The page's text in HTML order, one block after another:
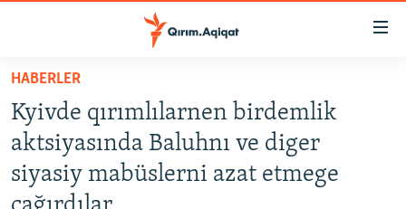
Esas
qaytmaq
Baş
navigatsiyağa
qaytmaq
HABERLER
SİYASET
İQTİSADİYAT
CEMİYET
HABERLER
Kyivde qırımlılarnen birdemlik
aktsiyasında Baluhnı ve diger
siyasiy mabüslerni azat etmege